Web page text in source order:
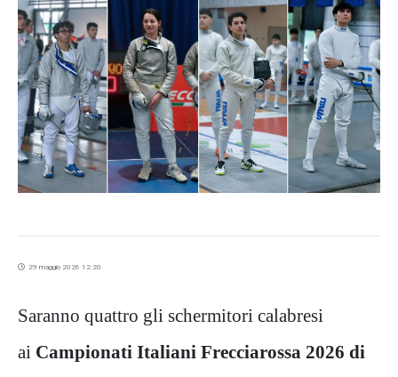
29 maggio 2026 12:20
Saranno quattro gli schermitori calabresi
ai Campionati Italiani Frecciarossa 2026 di